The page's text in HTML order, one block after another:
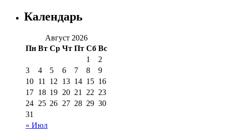
Календарь
Август 2026
Пн Вт Ср Чт Пт Сб Вс
« Июл
1
2
3
4 5 6 7 8
9
10 11 12 13 14 15 16
17 18 19 20 21 22 23
24 25 26 27 28 29 30
31